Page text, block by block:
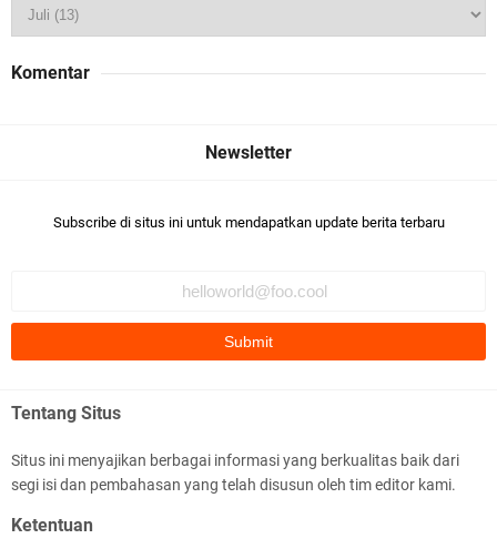
Komentar
Subscribe di situs ini untuk mendapatkan update berita terbaru
Tentang Situs
Situs ini menyajikan berbagai informasi yang berkualitas baik dari
segi isi dan pembahasan yang telah disusun oleh tim editor kami.
Ketentuan